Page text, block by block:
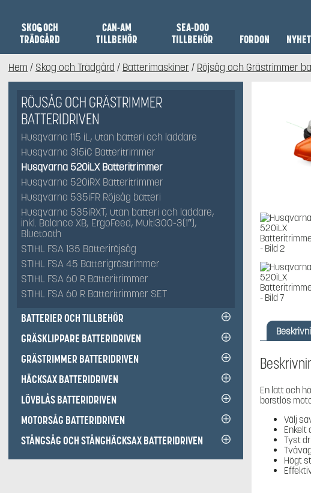
SKOG OCH
TRÄDGÅRD
CAN-AM
TILLBEHÖR
SEA-DOO
TILLBEHÖR
FORDON
Hem / Skog och Trädgård / Batterimaskiner / Röjsåg och Grästrimmer
RÖJSÅG OCH GRÄSTRIMMER
BATTERIDRIVEN
Husqvarna 115 iL, utan batteri och laddare
Husqvarna 315iC Batteritrimmer
Husqvarna 520iLX Batteritrimmer
Husqvarna 520iRX Batteritrimmer
Husqvarna 535iFR Röjsåg batteri
Husqvarna 535iRXT, utan batteri och laddare,
inkl. Balance XB, ErgoFeed, Multi300-3(1″),
Bluetooth
STIHL FSA 135 Batteriröjsåg
STIHL FSA 45 Batterigrästrimmer
STIHL FSA 60 R Batteritrimmer
STIHL FSA 60 R Batteritrimmer SET
BATTERIER OCH TILLBEHÖR
GRÄSKLIPPARE BATTERIDRIVEN
GRÄSTRIMMER BATTERIDRIVEN
HÄCKSAX BATTERIDRIVEN
LÖVBLÅS BATTERIDRIVEN
MOTORSÅG BATTERIDRIVEN
STÅNGSÅG OCH STÅNGHÄCKSAX BATTERIDRIVEN
En lätt och
borstlös
Välj
Enkelt
Tyst
Högt